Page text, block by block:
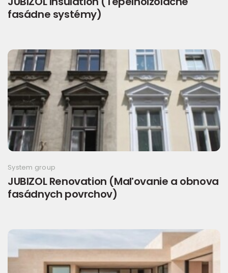
fasádne systémy)
System group
JUBIZOL Renovation (Maľovanie a obnova
fasádnych povrchov)